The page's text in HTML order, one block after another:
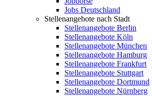
Jobs Deutschland
Stellenangebote nach Stadt
Stellenangebote Berlin
Stellenangebote Köln
Stellenangebote München
Stellenangebote Hamburg
Stellenangebote Frankfurt
Stellenangebote Stuttgart
Stellenangebote Dortmund
Stellenangebote Nürnberg